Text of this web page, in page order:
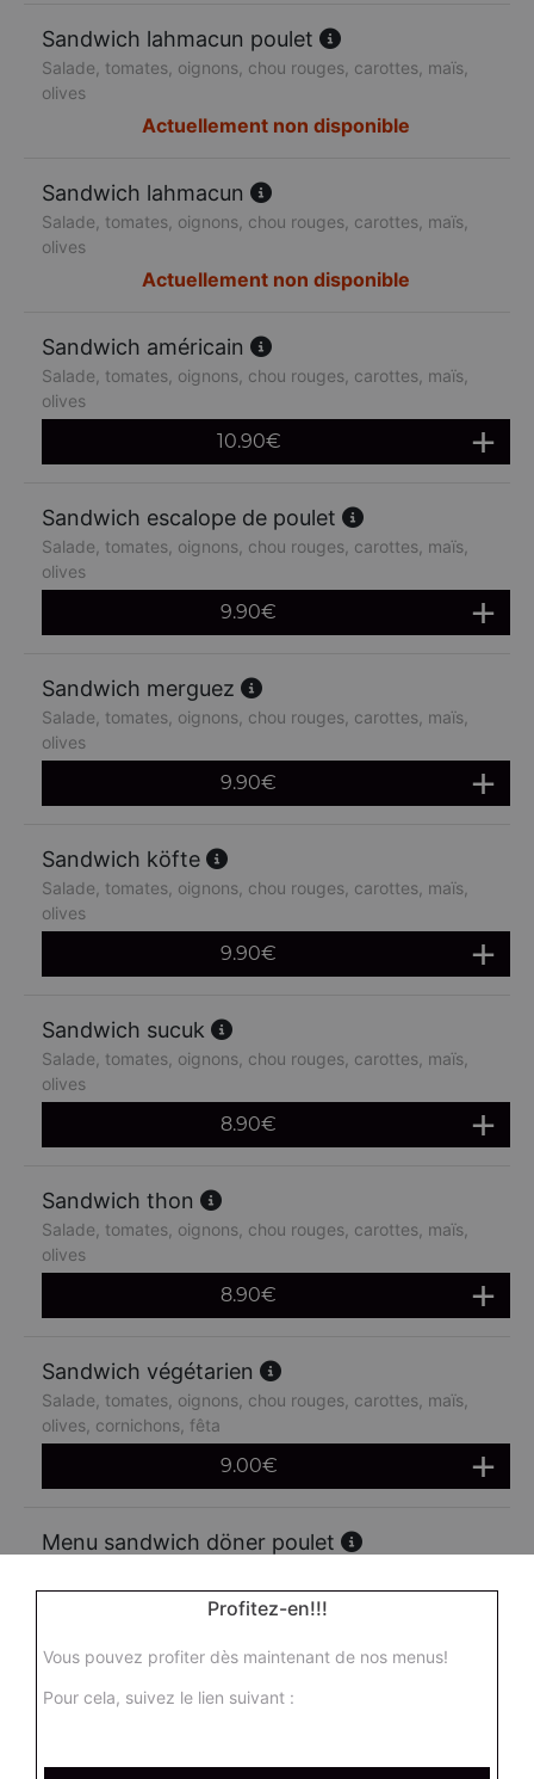
Sandwich lahmacun poulet
Salade, tomates, oignons, chou rouges, carottes, maïs,
olives
Actuellement non disponible
Sandwich lahmacun
Salade, tomates, oignons, chou rouges, carottes, maïs,
olives
Actuellement non disponible
Sandwich américain
Salade, tomates, oignons, chou rouges, carottes, maïs,
olives
10.90€
Sandwich escalope de poulet
Salade, tomates, oignons, chou rouges, carottes, maïs,
olives
9.90€
Sandwich merguez
Salade, tomates, oignons, chou rouges, carottes, maïs,
olives
9.90€
Sandwich köfte
Salade, tomates, oignons, chou rouges, carottes, maïs,
olives
9.90€
Sandwich sucuk
Salade, tomates, oignons, chou rouges, carottes, maïs,
olives
8.90€
Sandwich thon
Salade, tomates, oignons, chou rouges, carottes, maïs,
olives
8.90€
Sandwich végétarien
Salade, tomates, oignons, chou rouges, carottes, maïs,
olives, cornichons, fêta
9.00€
Menu sandwich döner poulet
olives + frites + 1 boisson 33 cl
Menu sandwich doner boeuf
olives + frites + 1 boisson 33 cl
Profitez-en!!!
Vous pouvez profiter dès maintenant de nos menus!
Pour cela, suivez le lien suivant :